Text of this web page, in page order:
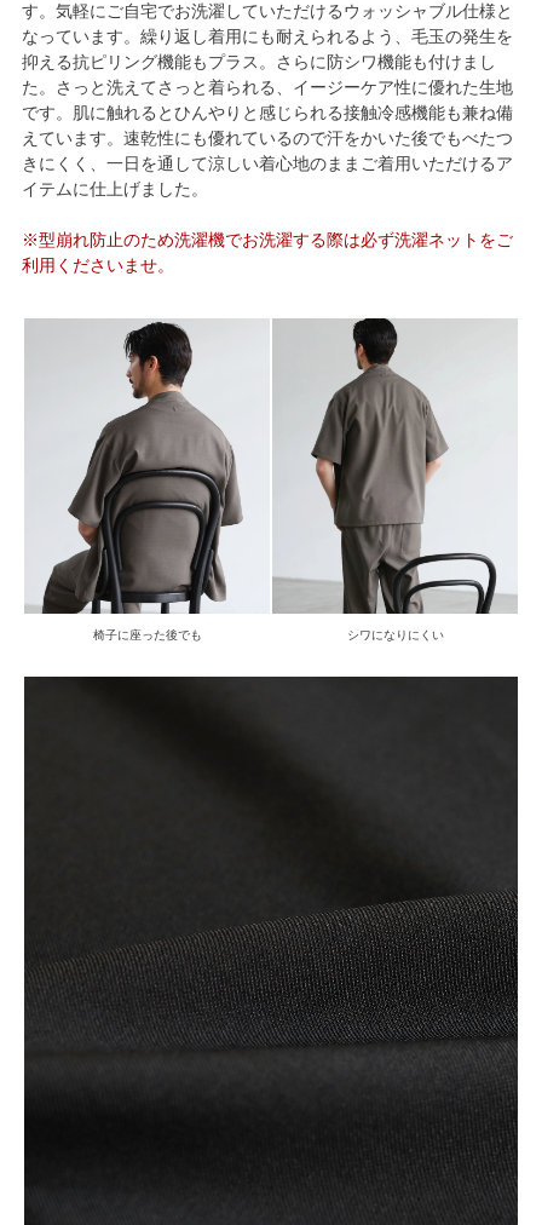
す。気軽にご自宅でお洗濯していただけるウォッシャブル仕様と
なっています。繰り返し着用にも耐えられるよう、毛玉の発生を
抑える抗ピリング機能もプラス。さらに防シワ機能も付けまし
た。さっと洗えてさっと着られる、イージーケア性に優れた生地
です。肌に触れるとひんやりと感じられる接触冷感機能も兼ね備
えています。速乾性にも優れているので汗をかいた後でもべたつ
きにくく、一日を通して涼しい着心地のままご着用いただけるア
イテムに仕上げました。
※型崩れ防止のため洗濯機でお洗濯する際は必ず洗濯ネットをご
利用くださいませ。
椅子に座った後でも シワになりにくい